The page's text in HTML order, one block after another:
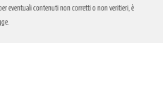
eventuali contenuti non corretti o non veritieri, è